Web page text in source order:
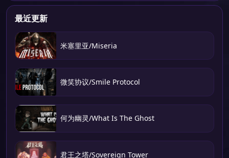
最近更新
米塞里亚/Miseria
微笑协议/Smile Protocol
何为幽灵/What Is The Ghost
君王之塔/Sovereign Tower